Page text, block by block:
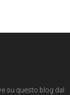
su questo blog dal